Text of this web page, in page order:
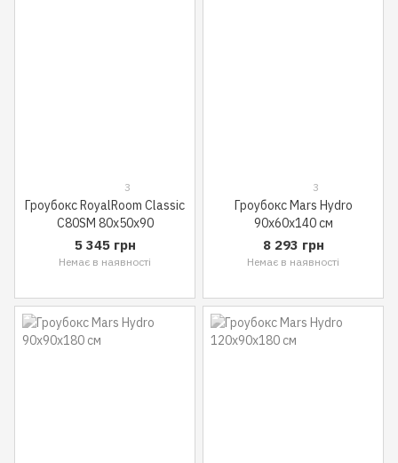
3
Гроубокс RoyalRoom Classic
C80SM 80x50x90
5 345 грн
Немає в наявності
3
Гроубокс Mars Hydro
90x60x140 см
8 293 грн
Немає в наявності